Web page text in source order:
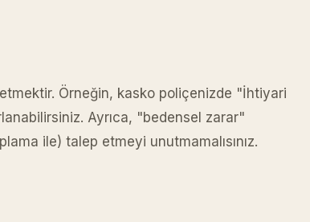
Örneğin, kasko poliçenizde "İhtiyari
Ayrıca, "bedensel zarar"
ile) talep etmeyi unutmamalısınız.